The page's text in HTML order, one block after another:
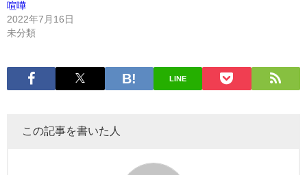
喧嘩
2022年7月16日
未分類
LINE
この記事を書いた人